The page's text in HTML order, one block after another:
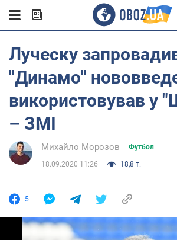
Луческу
"Динамо"
використовував у
– ЗМІ
Михайло Морозов Футбол
18.09.2020 11:26 18,8 т.
5